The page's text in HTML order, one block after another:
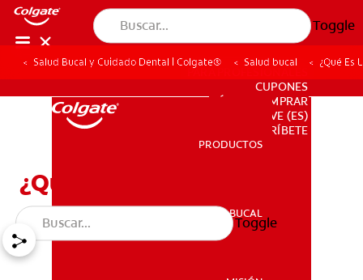
Toggle
PRODUCTOS
SALUD BUCAL
PARA PROFESIONALES
CUPONES
DÓNDE COMPRAR
VE (ES)
SUSCRÍBETE
PRODUCTOS
SALUD BUCAL
Toggle
Salud Bucal y Cuidado Dental | Colgate® Salud bucal ¿Qué Es
¿Qué Es La Micrognatia?